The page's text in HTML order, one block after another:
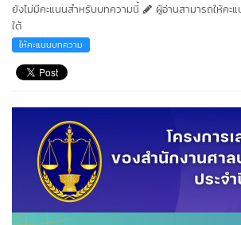
ยังไม่มีคะแนนสำหรับบทความนี้
ผู้อ่านสามารถให้คะ
ใต้
ให้คะแนนบทความ